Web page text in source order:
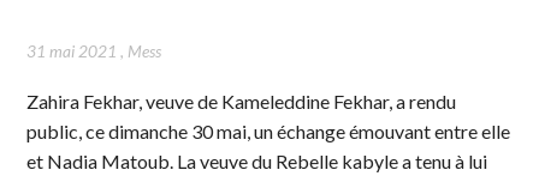
31 mai 2021 , Mess
Zahira Fekhar, veuve de Kameleddine Fekhar, a rendu
public, ce dimanche 30 mai, un échange émouvant entre elle
et Nadia Matoub. La veuve du Rebelle kabyle a tenu à lui